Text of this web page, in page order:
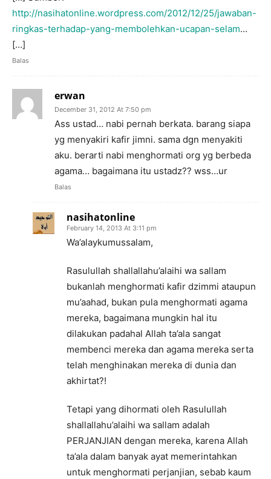
http://nasihatonline.wordpress.com/2012/12/25/jawaban-
ringkas-terhadap-yang-membolehkan-ucapan-selam…
[…]
Balas
erwan
December 31, 2012 At 7:50 pm
Ass ustad… nabi pernah berkata. barang siapa
yg menyakiri kafir jimni. sama dgn menyakiti
aku. berarti nabi menghormati org yg berbeda
agama… bagaimana itu ustadz?? wss…ur
Balas
nasihatonline
February 14, 2013 At 3:11 pm
Wa’alaykumussalam,
Rasulullah shallallahu’alaihi wa sallam
bukanlah menghormati kafir dzimmi ataupun
mu’aahad, bukan pula menghormati agama
mereka, bagaimana mungkin hal itu
dilakukan padahal Allah ta’ala sangat
membenci mereka dan agama mereka serta
telah menghinakan mereka di dunia dan
akhirtat?!
Tetapi yang dihormati oleh Rasulullah
shallallahu’alaihi wa sallam adalah
PERJANJIAN dengan mereka, karena Allah
ta’ala dalam banyak ayat memerintahkan
untuk menghormati perjanjian, sebab kaum